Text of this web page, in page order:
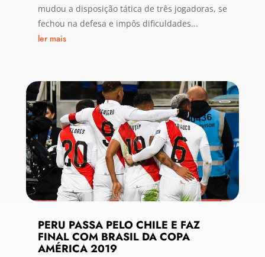
mudou a disposição tática de três jogadoras, se
fechou na defesa e impôs dificuldades...
ler mais
PERU PASSA PELO CHILE E FAZ
FINAL COM BRASIL DA COPA
AMÉRICA 2019